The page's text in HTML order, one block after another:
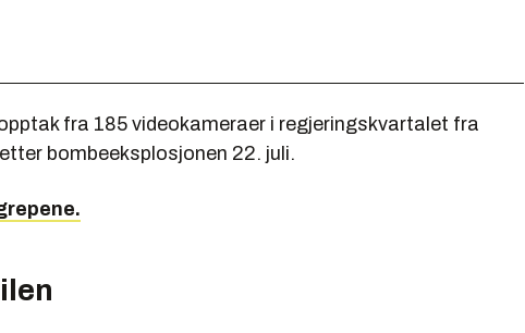
fra 185 videokameraer i regjeringskvartalet fra
bombeeksplosjonen 22. juli.